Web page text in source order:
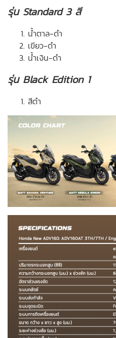
รุ่น Standard 3 สี
น้ำตาล-ดำ
เขียว-ดำ
น้ำเงิน-ดำ
รุ่น Black Edition 1
สีดำ